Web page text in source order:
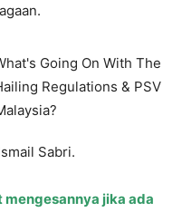
Sabri.
mengesannya jika ada